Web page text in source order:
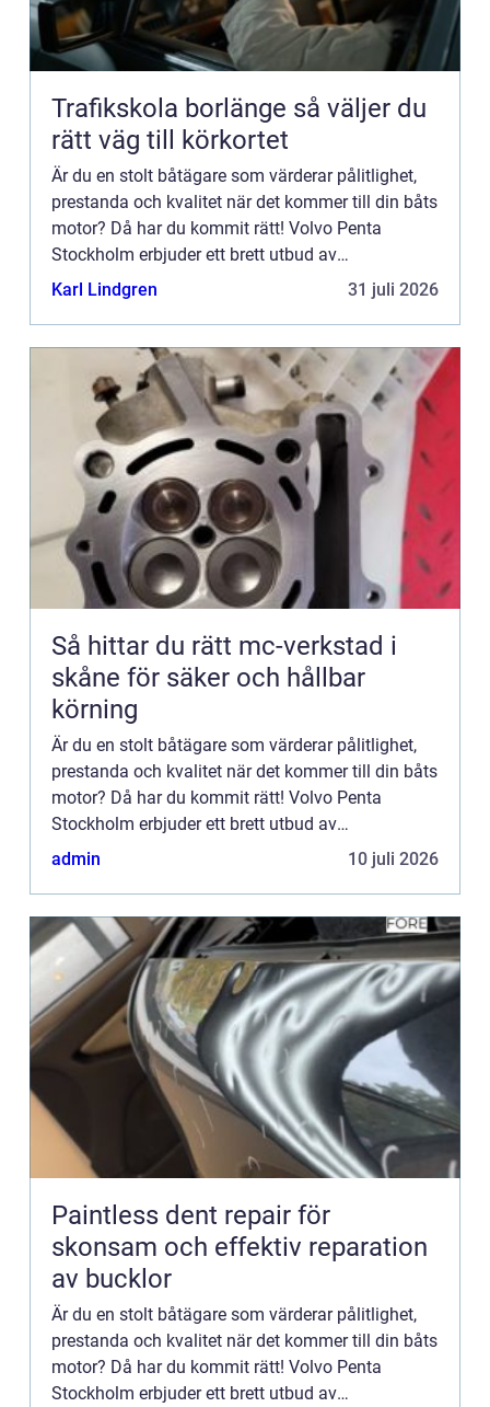
Trafikskola borlänge så väljer du
rätt väg till körkortet
Är du en stolt båtägare som värderar pålitlighet,
prestanda och kvalitet när det kommer till din båts
motor? Då har du kommit rätt! Volvo Penta
Stockholm erbjuder ett brett utbud av
högkvalitativa...
Karl Lindgren 31 juli 2026
Så hittar du rätt mc-verkstad i
skåne för säker och hållbar
körning
Är du en stolt båtägare som värderar pålitlighet,
prestanda och kvalitet när det kommer till din båts
motor? Då har du kommit rätt! Volvo Penta
Stockholm erbjuder ett brett utbud av
högkvalitativa...
admin 10 juli 2026
Paintless dent repair för
skonsam och effektiv reparation
av bucklor
Är du en stolt båtägare som värderar pålitlighet,
prestanda och kvalitet när det kommer till din båts
motor? Då har du kommit rätt! Volvo Penta
Stockholm erbjuder ett brett utbud av